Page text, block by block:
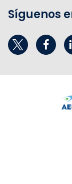
Síguenos